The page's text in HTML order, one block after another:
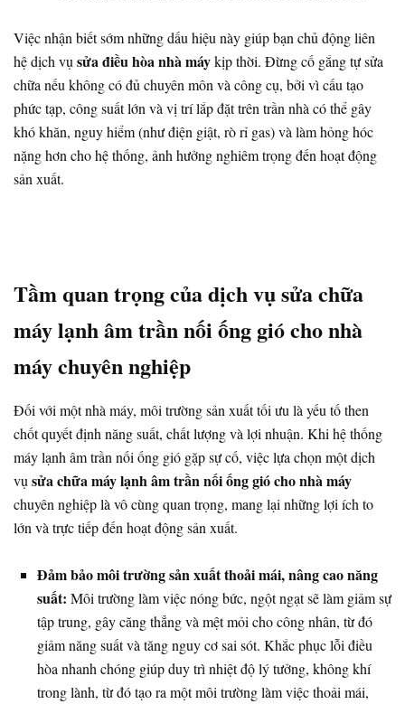
Việc nhận biết sớm những dấu hiệu này giúp bạn chủ động liên
hệ dịch vụ sửa điều hòa nhà máykịp thời. Đừng cố gắng tự sửa
chữa nếu không có đủ chuyên môn và công cụ, bởi vì cấu tạo
phức tạp, công suất lớn và vị trí lắp đặt trên trần nhà có thể gây
khó khăn, nguy hiểm (như điện giật, rò rỉ gas) và làm hỏng hóc
nặng hơn cho hệ thống, ảnh hưởng nghiêm trọng đến hoạt động
sản xuất.
Tầm quan trọng của dịch vụ sửa chữa
máy lạnh âm trần nối ống gió cho nhà
máy chuyên nghiệp
Đối với một nhà máy, môi trường sản xuất tối ưu là yếu tố then
chốt quyết định năng suất, chất lượng và lợi nhuận. Khi hệ thống
máy lạnh âm trần nối ống gió gặp sự cố, việc lựa chọn một dịch
vụ sửa chữa máy lạnh âm trần nối ống gió cho nhà máy
chuyên nghiệp là vô cùng quan trọng, mang lại những lợi ích to
lớn và trực tiếp đến hoạt động sản xuất.
Đảm bảo môi trường sản xuất thoải mái, nâng cao năng
suất: Môi trường làm việc nóng bức, ngột ngạt sẽ làm giảm sự
tập trung, gây căng thẳng và mệt mỏi cho công nhân, từ đó
giảm năng suất và tăng nguy cơ sai sót. Khắc phục lỗi điều
hòa nhanh chóng giúp duy trì nhiệt độ lý tưởng, không khí
trong lành, từ đó tạo ra một môi trường làm việc thoải mái,